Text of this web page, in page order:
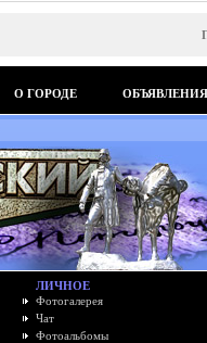
О ГОРОДЕ ОБЪЯВЛЕНИЯ
ЛИЧНОЕ
Фотогалерея
Чат
Фотоальбомы